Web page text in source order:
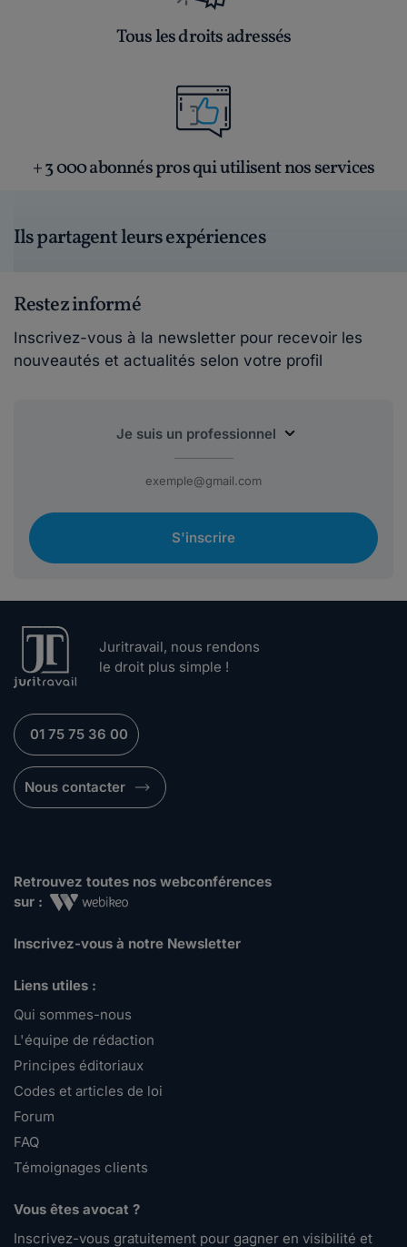
Tous les droits adressés
+ 3 000 abonnés pros qui utilisent nos services
Ils partagent leurs expériences
Restez informé
Inscrivez-vous à la newsletter pour recevoir les
nouveautés et actualités selon votre profil
S'inscrire
Juritravail, nous rendons
le droit plus simple !
01 75 75 36 00
Nous contacter
Retrouvez toutes nos webconférences
sur :
Inscrivez-vous à notre Newsletter
Liens utiles :
Qui sommes-nous
L'équipe de rédaction
Principes éditoriaux
Codes et articles de loi
Forum
FAQ
Témoignages clients
Vous êtes avocat ?
Inscrivez-vous gratuitement pour gagner en visibilité et